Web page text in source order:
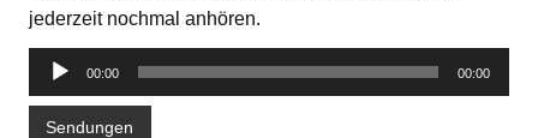
jederzeit nochmal anhören.
Audio-
Player
00:00 00:00
Sendungen